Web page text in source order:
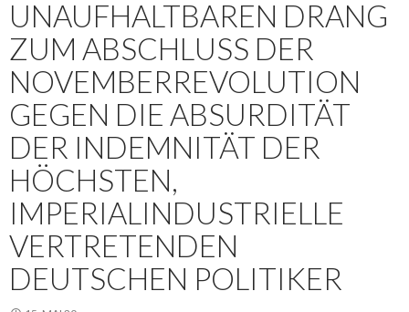
UNAUFHALTBAREN DRANG
ZUM ABSCHLUSS DER
NOVEMBERREVOLUTION
GEGEN DIE ABSURDITÄT
DER INDEMNITÄT DER
HÖCHSTEN,
IMPERIALINDUSTRIELLE
VERTRETENDEN
DEUTSCHEN POLITIKER